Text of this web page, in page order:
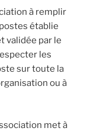
à remplir
établie
validée par le
les
sur toute la
ou à
met à